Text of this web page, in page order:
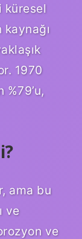
küresel
1970
%79’u,
ama bu
ve
ve